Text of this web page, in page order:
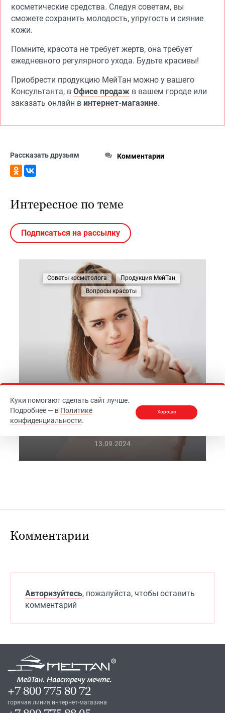
косметические средства. Следуя советам, вы
сможете сохранить молодость, упругость и сияние
кожи.
Помните, красота не требует жертв, она требует
ежедневного регулярного ухода. Будьте красивы!
Приобрести продукцию МейТан можно у вашего
Консультанта, в Офисе продаж в вашем городе или
заказать онлайн в интернет-магазине.
Рассказать друзьям Комментарии
Интересное по теме
Подписаться на рассылку
Советы косметолога
Продукция МейТан
Вопросы красоты
Перестаньте это делать: ошибки в
домашнем уходе за кожей
13.09.2024
Комментарии
Авторизуйтесь, пожалуйста, чтобы оставить
комментарий
+7 800 775 80 72
горячая линия интернет-магазина
Куки помогают сделать сайт лучше.
Подробнее — в Политике
конфиденциальности.
Хорошо